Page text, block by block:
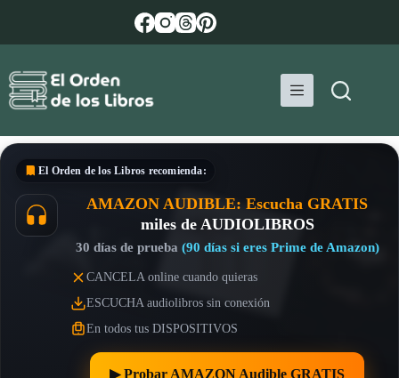
El Orden de los Libros recomienda:
AMAZON AUDIBLE: Escucha GRATIS
miles de AUDIOLIBROS
30 días de prueba (90 días si eres Prime de Amazon)
CANCELA online cuando quieras
ESCUCHA audiolibros sin conexión
En todos tus DISPOSITIVOS
▶︎ Probar AMAZON Audible GRATIS